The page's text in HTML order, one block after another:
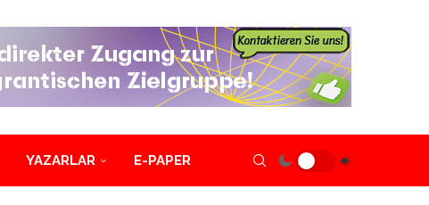
YAZARLAR E-PAPER